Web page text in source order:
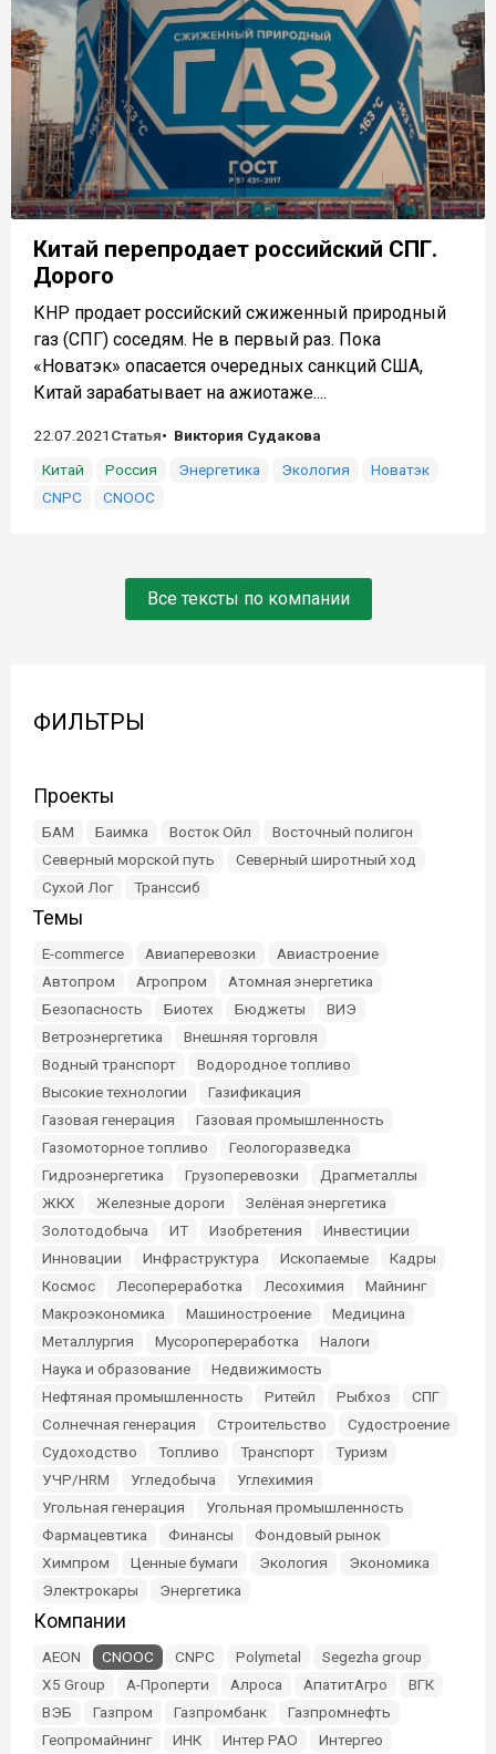
Китай перепродает российский СПГ.
Дорого
КНР продает российский сжиженный природный
газ (СПГ) соседям. Не в первый раз. Пока
«Новатэк» опасается очередных санкций США,
Китай зарабатывает на ажиотаже....
22.07.2021 Статья
Виктория Судакова
Китай
Россия Энергетика Экология
Новатэк
CNPC
CNOOC
Все тексты по компании
ФИЛЬТРЫ
Проекты
БАМ Баимка Восток Ойл
Восточный полигон
Северный морской путь
Северный широтный ход
Сухой Лог
Транссиб
Темы
E-commerce Авиаперевозки
Авиастроение
Автопром
Агропром
Атомная энергетика
Безопасность
Биотех Бюджеты
ВИЭ
Ветроэнергетика
Внешняя торговля
Водный транспорт
Водородное топливо
Высокие технологии
Газификация
Газовая генерация
Газовая промышленность
Газомоторное топливо
Геологоразведка
Гидроэнергетика
Грузоперевозки
Драгметаллы
ЖКХ
Железные дороги
Зелёная энергетика
Золотодобыча
ИТ Изобретения
Инвестиции
Инновации
Инфраструктура Ископаемые
Кадры
Космос
Лесопереработка Лесохимия
Майнинг
Макроэкономика
Машиностроение
Медицина
Металлургия
Мусоропереработка
Налоги
Наука и образование
Недвижимость
Нефтяная промышленность
Ритейл Рыбхоз
СПГ
Солнечная генерация
Строительство
Судостроение
Судоходство
Топливо Транспорт
Туризм
УЧР/HRM
Угледобыча
Углехимия
Угольная генерация
Угольная промышленность
Фармацевтика
Финансы
Фондовый рынок
Химпром
Ценные бумаги Экология
Экономика
Электрокары
Энергетика
Компании
AEON CNOOC CNPC Polymetal
Segezha group
X5 Group
А-Проперти Алроса АпатитАгро
ВГК
ВЭБ
Газпром Газпромбанк
Газпромнефть
Геопромайнинг
ИНК Интер РАО
Интергео